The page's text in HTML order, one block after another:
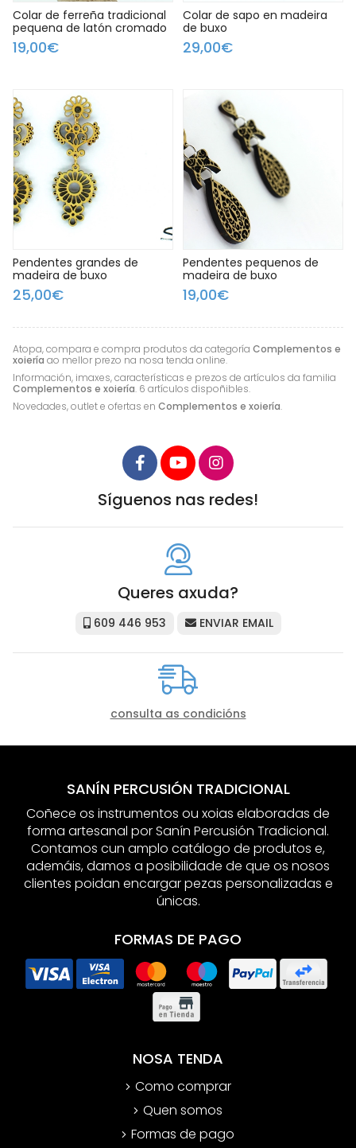
Atopa, compara e compra produtos da categoría Complementos e
xoiería ao mellor prezo na nosa tenda online.
Información, imaxes, características e prezos de artículos da familia
Complementos e xoiería. 6 artículos dispoñibles.
Novedades, outlet e ofertas en Complementos e xoiería.
Colar de ferreña tradicional
pequena de latón cromado
19,00€
Colar de sapo en madeira
de buxo
29,00€
Pendentes grandes de
madeira de buxo
25,00€
Pendentes pequenos de
madeira de buxo
19,00€
Síguenos nas redes!
Queres axuda?
609 446 953 ENVIAR EMAIL
consulta as condicións
SANÍN PERCUSIÓN TRADICIONAL
Coñece os instrumentos ou xoias elaboradas de
forma artesanal por Sanín Percusión Tradicional.
Contamos cun amplo catálogo de produtos e,
ademáis, damos a posibilidade de que os nosos
clientes poidan encargar pezas personalizadas e
únicas.
FORMAS DE PAGO
NOSA TENDA
Como comprar
Quen somos
Formas de pago